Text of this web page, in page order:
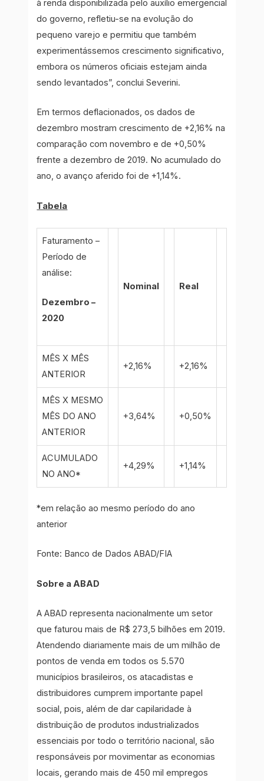
à renda disponibilizada pelo auxílio emergencial
do governo, refletiu-se na evolução do
pequeno varejo e permitiu que também
experimentássemos crescimento significativo,
embora os números oficiais estejam ainda
sendo levantados”, conclui Severini.
Em termos deflacionados, os dados de
dezembro mostram crescimento de +2,16% na
comparação com novembro e de +0,50%
frente a dezembro de 2019. No acumulado do
ano, o avanço aferido foi de +1,14%.
Tabela
Faturamento –
Período de
análise:
Dezembro –
2020
Nominal Real
MÊS X MÊS
ANTERIOR
+2,16% +2,16%
MÊS X MESMO
MÊS DO ANO
ANTERIOR
+3,64% +0,50%
ACUMULADO
NO ANO*
+4,29% +1,14%
*em relação ao mesmo período do ano
anterior
Fonte: Banco de Dados ABAD/FIA
Sobre a ABAD
A ABAD representa nacionalmente um setor
que faturou mais de R$ 273,5 bilhões em 2019.
Atendendo diariamente mais de um milhão de
pontos de venda em todos os 5.570
municípios brasileiros, os atacadistas e
distribuidores cumprem importante papel
social, pois, além de dar capilaridade à
distribuição de produtos industrializados
essenciais por todo o território nacional, são
responsáveis por movimentar as economias
locais, gerando mais de 450 mil empregos